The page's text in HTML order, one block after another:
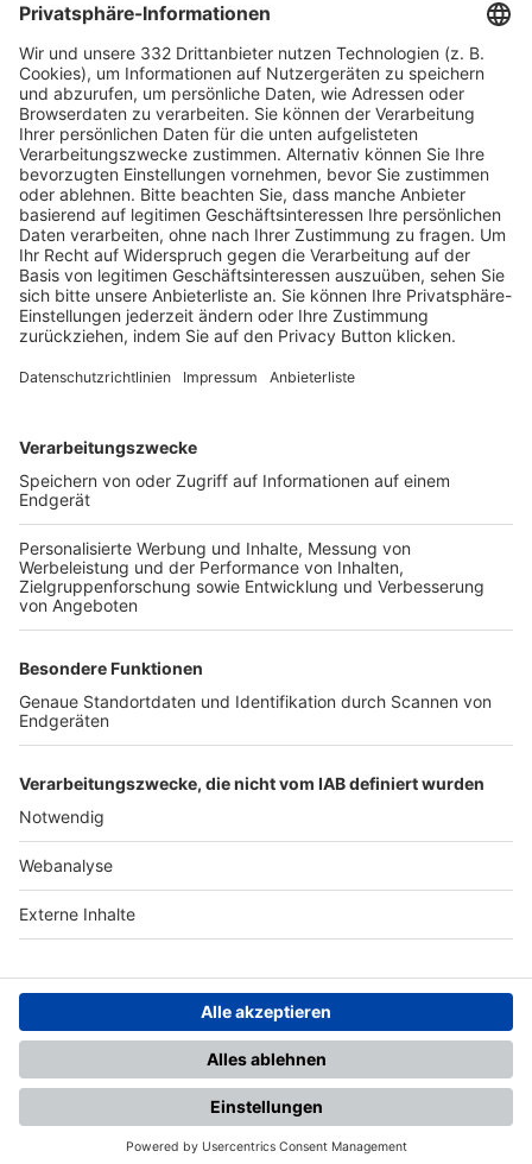
HÄUFIG BESUCHTE SEITEN
Pässe und Vereinswechsel
Trainerausbildung
Schulungsangebot Vereinsmitarbeiter
BFV-Geschäftsstellen
Trainerbörse
Login SpielPlus
FOLGE DEM BFV
TOP-VEREINE
TOP-PARTNER
Nutzungsbedingungen Datenschutz Impressum